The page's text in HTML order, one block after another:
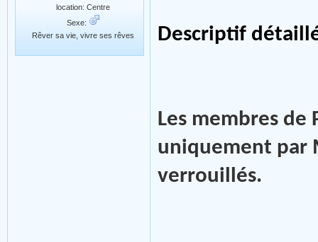
location: Centre
Sexe:
Rêver sa vie, vivre ses rêves
Descriptif
Les membres de
uniquement par
verrouillés.